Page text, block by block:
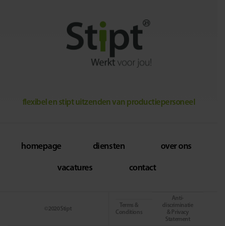
flexibel en stipt uitzenden van productiepersoneel
homepage diensten over ons
vacatures contact
©2020 Stipt
Terms &
Conditions
Anti-
discriminatie
& Privacy
Statement